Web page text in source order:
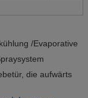
/Evaporative
die aufwärts